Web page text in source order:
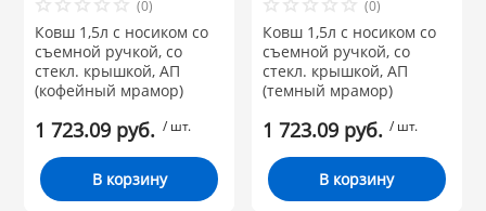
(0)
Ковш 1,5л с носиком со
съемной ручкой, со
стекл. крышкой, АП
(кофейный мрамор)
1 723.09 руб. / шт.
В корзину
(0)
Ковш 1,5л с носиком со
съемной ручкой, со
стекл. крышкой, АП
(темный мрамор)
1 723.09 руб. / шт.
В корзину